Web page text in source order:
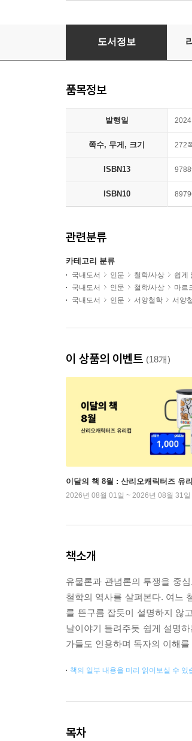
철학의 근본 문제 유물론 대
도서정보
품목정보
발행일 2024
쪽수, 무게, 크기 272
ISBN13
ISBN10
관련분류
카테고리 분류
국내도서 인문 철학/사상
쉽게
국내도서
인문 철학/사상
마르
국내도서
인문 서양철학 서양
이 상품의 이벤트 (18개)
이달의 책 8월 : 산리오캐릭터즈 유
2026년 08월 01일 ~ 2026년 08월 31일
책소개
유물론과 관념론의 투쟁을 중
철학의 역사를 살펴본다. 여느
를 뜬구름 잡듯이 설명하지 않
날이야기 들려주듯 쉽게 설명
가들도 인용하며 독자의 이해
책의 일부 내용을 미리 읽어보실 수 있
목차